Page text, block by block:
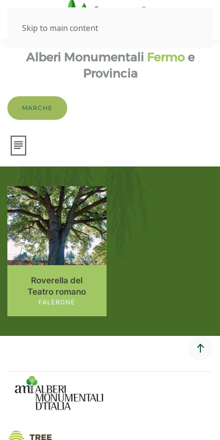
Skip to main content
Alberi Monumentali Fermoe
Provincia
MARCHE
Roverella del
Teatro romano
FALERONE